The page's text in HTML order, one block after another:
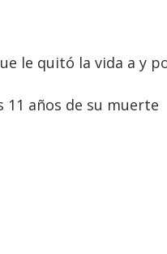
le quitó la vida a y